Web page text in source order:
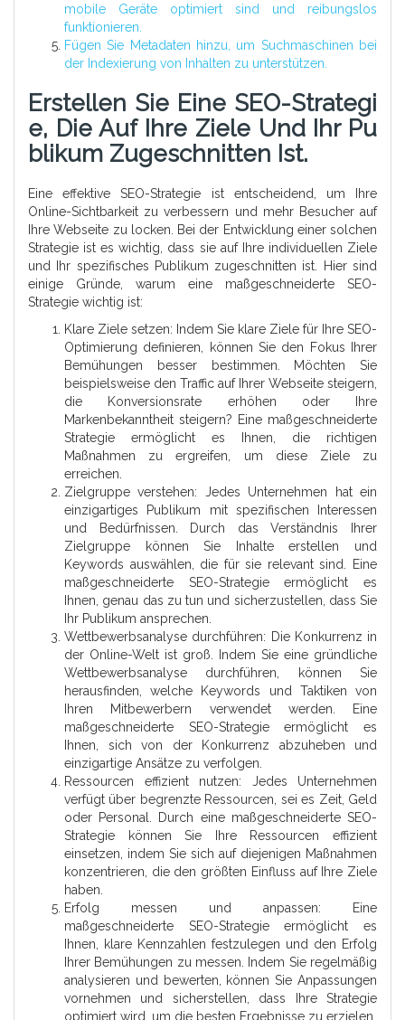
mobile Geräte optimiert sind und reibungslos
funktionieren.
Fügen Sie Metadaten hinzu, um Suchmaschinen bei
der Indexierung von Inhalten zu unterstützen.
Erstellen Sie Eine SEO-Strategi
E, Die Auf Ihre Ziele Und Ihr Pu
Blikum Zugeschnitten Ist.
Eine effektive SEO-Strategie ist entscheidend, um Ihre
Online-Sichtbarkeit zu verbessern und mehr Besucher auf
Ihre Webseite zu locken. Bei der Entwicklung einer solchen
Strategie ist es wichtig, dass sie auf Ihre individuellen Ziele
und Ihr spezifisches Publikum zugeschnitten ist. Hier sind
einige Gründe, warum eine maßgeschneiderte SEO-
Strategie wichtig ist:
Klare Ziele setzen: Indem Sie klare Ziele für Ihre SEO-
Optimierung definieren, können Sie den Fokus Ihrer
Bemühungen besser bestimmen. Möchten Sie
beispielsweise den Traffic auf Ihrer Webseite steigern,
die Konversionsrate erhöhen oder Ihre
Markenbekanntheit steigern? Eine maßgeschneiderte
Strategie ermöglicht es Ihnen, die richtigen
Maßnahmen zu ergreifen, um diese Ziele zu
erreichen.
Zielgruppe verstehen: Jedes Unternehmen hat ein
einzigartiges Publikum mit spezifischen Interessen
und Bedürfnissen. Durch das Verständnis Ihrer
Zielgruppe können Sie Inhalte erstellen und
Keywords auswählen, die für sie relevant sind. Eine
maßgeschneiderte SEO-Strategie ermöglicht es
Ihnen, genau das zu tun und sicherzustellen, dass Sie
Ihr Publikum ansprechen.
Wettbewerbsanalyse durchführen: Die Konkurrenz in
der Online-Welt ist groß. Indem Sie eine gründliche
Wettbewerbsanalyse durchführen, können Sie
herausfinden, welche Keywords und Taktiken von
Ihren Mitbewerbern verwendet werden. Eine
maßgeschneiderte SEO-Strategie ermöglicht es
Ihnen, sich von der Konkurrenz abzuheben und
einzigartige Ansätze zu verfolgen.
Ressourcen effizient nutzen: Jedes Unternehmen
verfügt über begrenzte Ressourcen, sei es Zeit, Geld
oder Personal. Durch eine maßgeschneiderte SEO-
Strategie können Sie Ihre Ressourcen effizient
einsetzen, indem Sie sich auf diejenigen Maßnahmen
konzentrieren, die den größten Einfluss auf Ihre Ziele
haben.
Erfolg messen und anpassen: Eine
maßgeschneiderte SEO-Strategie ermöglicht es
Ihnen, klare Kennzahlen festzulegen und den Erfolg
Ihrer Bemühungen zu messen. Indem Sie regelmäßig
analysieren und bewerten, können Sie Anpassungen
vornehmen und sicherstellen, dass Ihre Strategie
optimiert wird, um die besten Ergebnisse zu erzielen.